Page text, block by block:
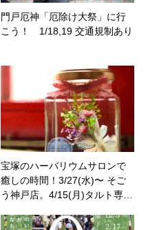
門戸厄神「厄除け大祭」に行
こう！ 1/18,19 交通規制あり
宝塚のハーバリウムサロンで
癒しの時間！3/27(水)〜 そご
う神戸店。4/15(月)タルト専…